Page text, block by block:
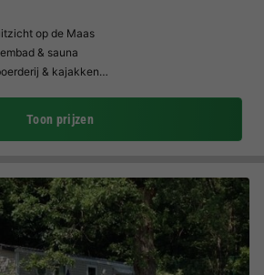
op de Maas
& sauna
& kajakken…
Toon prijzen